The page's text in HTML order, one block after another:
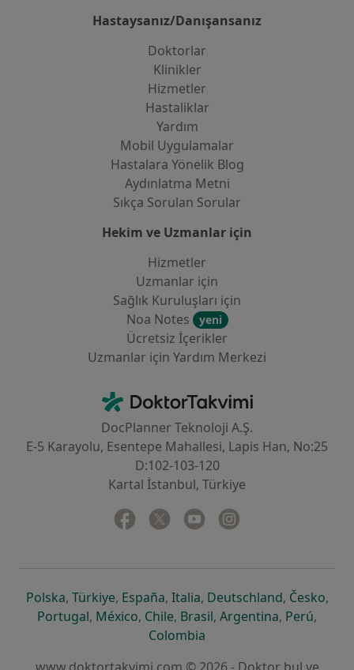
Hastaysanız/Danışansanız
Doktorlar
Klinikler
Hizmetler
Hastaliklar
Yardım
Mobil Uygulamalar
Hastalara Yönelik Blog
Aydınlatma Metni
Sıkça Sorulan Sorular
Hekim ve Uzmanlar için
Hizmetler
Uzmanlar için
Sağlık Kuruluşları için
Noa Notes
yeni
Ücretsiz İçerikler
Uzmanlar için Yardım Merkezi
DoktorTakvimi - Ana Sayfa
DocPlanner Teknoloji A.Ş.
E-5 Karayolu, Esentepe Mahallesi, Lapis Han, No:25
D:102-103-120
Kartal İstanbul, Türkiye
Facebook
yeni bir sekmede açılır
Twitter
yeni bir sekmede açılır
Youtube
yeni bir sekmede açılır
Polskayeni bir sekmede açılır
, Türkiyeyeni bir sekmede açılır
, Españayeni bir sekmede açılır
, Italiayeni bir sekmede açılır
, Deutschlandyeni bir
, Českoyeni
,
Portugalyeni bir sekmede açılır
, Méxicoyeni bir sekmede açılır
, Chileyeni bir sekmede açılır
, Brasilyeni bir sekmede açılır
, Argentinayeni bir
, Perúyeni
,
Colombia